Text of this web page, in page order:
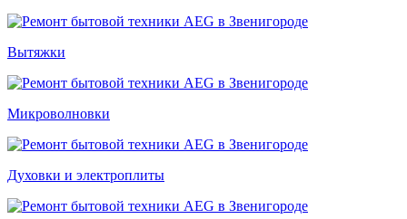
Вытяжки
Микроволновки
Духовки и электроплиты